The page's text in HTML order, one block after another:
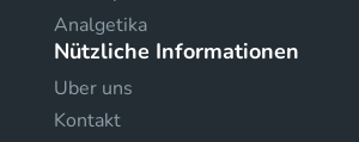
Analgetika
Nützliche Informationen
Uber uns
Kontakt